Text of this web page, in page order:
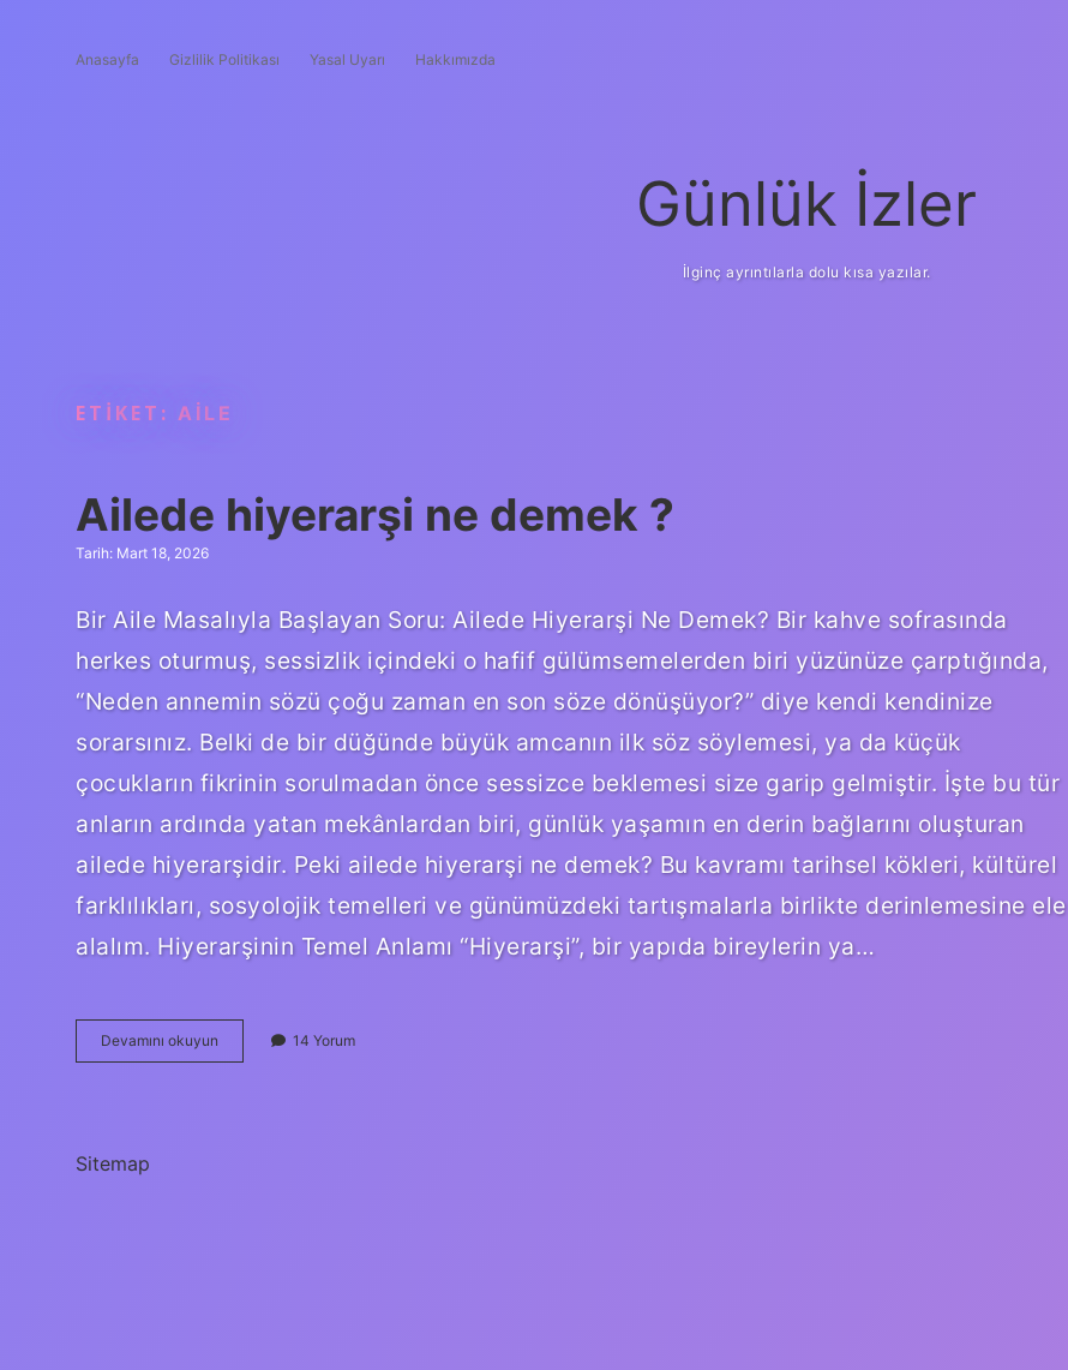
Anasayfa Gizlilik Politikası Yasal Uyarı Hakkımızda
Günlük İzler
İlginç ayrıntılarla dolu kısa yazılar.
ETIKET: AILE
Ailede hiyerarşi ne demek ?
Tarih: Mart 18, 2026
Bir Aile Masalıyla Başlayan Soru: Ailede Hiyerarşi Ne Demek? Bir kahve sofrasında
herkes oturmuş, sessizlik içindeki o hafif gülümsemelerden biri yüzünüze çarptığında,
“Neden annemin sözü çoğu zaman en son söze dönüşüyor?” diye kendi kendinize
sorarsınız. Belki de bir düğünde büyük amcanın ilk söz söylemesi, ya da küçük
çocukların fikrinin sorulmadan önce sessizce beklemesi size garip gelmiştir. İşte bu tür
anların ardında yatan mekânlardan biri, günlük yaşamın en derin bağlarını oluşturan
ailede hiyerarşidir. Peki ailede hiyerarşi ne demek? Bu kavramı tarihsel kökleri, kültürel
farklılıkları, sosyolojik temelleri ve günümüzdeki tartışmalarla birlikte derinlemesine ele
alalım. Hiyerarşinin Temel Anlamı “Hiyerarşi”, bir yapıda bireylerin ya…
Devamını okuyun
hiyerarşi
14 Yorum
Sitemap